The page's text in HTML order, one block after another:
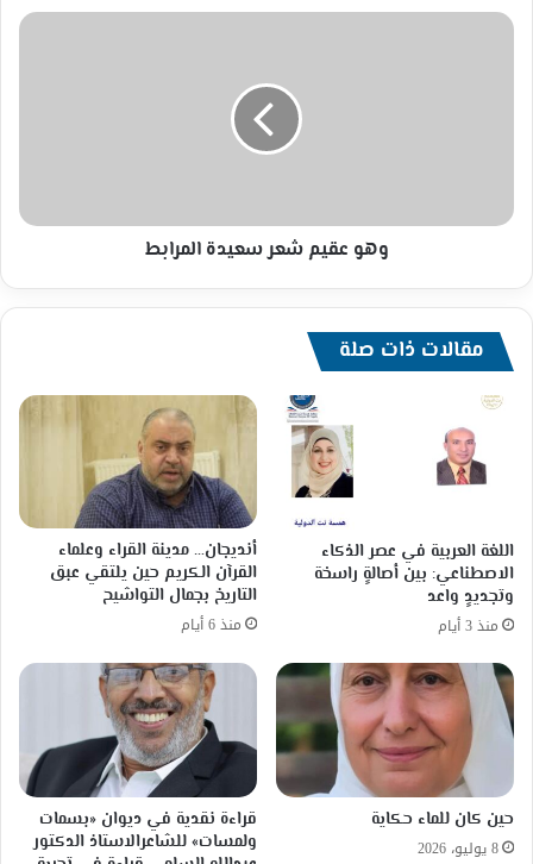
وهو
وهو عقيم شعر سعيدة المرابط
مقالات ذات صلة
اللغة العربية في عصر الذكاء
الاصطناعي: بين أصالةٍ راسخة
وتجديدٍ واعد
منذ 3 أيام
أنديجان… مدينة القراء وعلماء
القرآن الكريم حين يلتقي عبق
التاريخ بجمال التواشيح
منذ 6 أيام
حين كان للماء حكاية
8 يوليو، 2026
قراءة نقدية في ديوان «بسمات
ولمسات» للشاعرالاستاذ الدكتور